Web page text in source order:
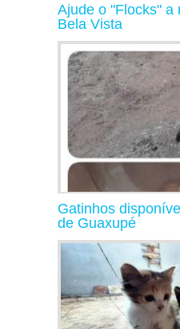
Ajude o "Flocks" a
Bela Vista
Gatinhos
de Guaxupé